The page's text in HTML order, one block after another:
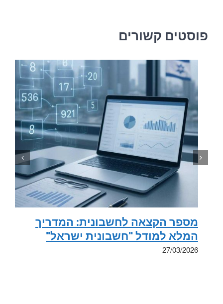
פוסטים קשורים
מספר הקצאה לחשבונית: המדריך
המלא למודל "חשבונית ישראל"
27/03/2026